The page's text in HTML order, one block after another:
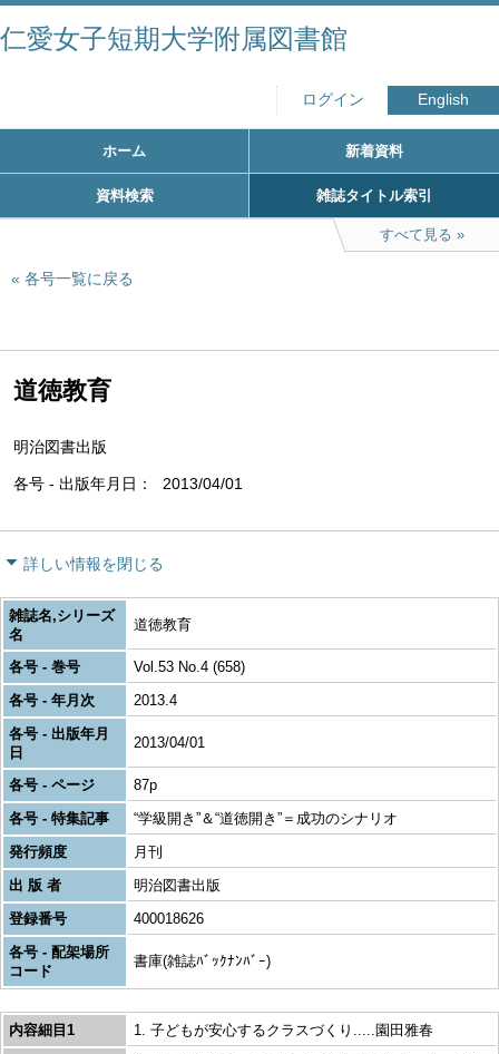
仁愛女子短期大学附属図書館
ログイン English
ホーム 新着資料
資料検索 雑誌タイトル索引
すべて見る
各号一覧に戻る
道徳教育
明治図書出版
各号 - 出版年月日 2013/04/01
詳しい情報を閉じる
雑誌名,シリーズ
名
道徳教育
各号 - 巻号
Vol.53 No.4 (658)
各号 - 年月次
2013.4
各号 - 出版年月
日
2013/04/01
各号 - ページ
87p
各号 - 特集記事
“学級開き”＆“道徳開き”＝成功のシナリオ
発行頻度
月刊
出 版 者
明治図書出版
登録番号
400018626
各号 - 配架場所
コード
書庫(雑誌ﾊﾞｯｸﾅﾝﾊﾞｰ)
内容細目1 1. 子どもが安心するクラスづくり.....園田雅春